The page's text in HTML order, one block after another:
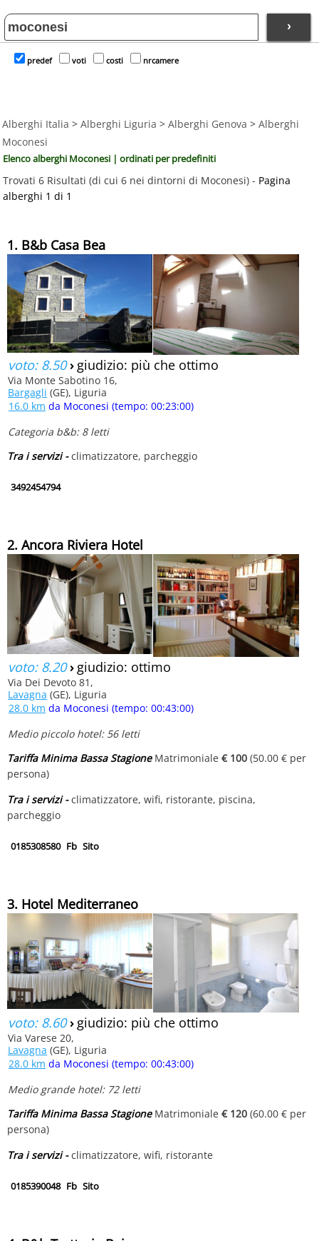
›
predef voti costi nrcamere
Alberghi Italia > Alberghi Liguria > Alberghi Genova > Alberghi
Moconesi
Elenco alberghi Moconesi | ordinati per predefiniti
Trovati 6 Risultati (di cui 6 nei dintorni di Moconesi) - Pagina
alberghi 1 di 1
1. B&b Casa Bea
voto: 8.50› giudizio: più che ottimo
Via Monte Sabotino 16,
Bargagli (GE), Liguria
16.0 km da Moconesi (tempo: 00:23:00)
Categoria b&b: 8 letti
Tra i servizi -climatizzatore, parcheggio
3492454794
2. Ancora Riviera Hotel
voto: 8.20› giudizio: ottimo
Via Dei Devoto 81,
Lavagna (GE), Liguria
28.0 km da Moconesi (tempo: 00:43:00)
Medio piccolo hotel: 56 letti
Tariffa Minima Bassa StagioneMatrimoniale € 100 (50.00 € per
persona)
Tra i servizi -climatizzatore, wifi, ristorante, piscina,
parcheggio
0185308580 Fb Sito
3. Hotel Mediterraneo
voto: 8.60› giudizio: più che ottimo
Via Varese 20,
Lavagna (GE), Liguria
28.0 km da Moconesi (tempo: 00:43:00)
Medio grande hotel: 72 letti
Tariffa Minima Bassa StagioneMatrimoniale € 120 (60.00 € per
persona)
Tra i servizi -climatizzatore, wifi, ristorante
0185390048 Fb Sito